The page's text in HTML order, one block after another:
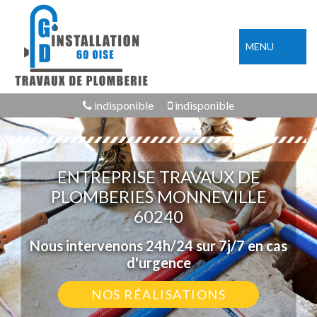
MENU
indisponible indisponible
ENTREPRISE TRAVAUX DE
PLOMBERIES MONNEVILLE
60240
Nous intervenons 24h/24 sur 7j/7 en cas
d'urgence
NOS RÉALISATIONS